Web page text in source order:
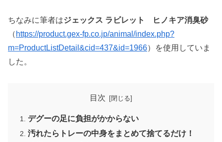
ちなみに筆者はジェックス ラビレット ヒノキア消臭砂
（ https://product.gex-fp.co.jp/animal/index.php?
m=ProductListDetail&cid=437&id=1966）を使用していま
した。
目次
デグーの足に負担がかからない
汚れたらトレーの中身をまとめて捨てるだけ！